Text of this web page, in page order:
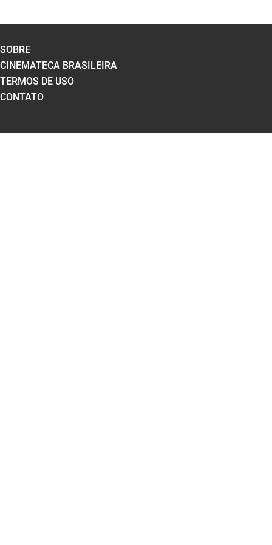
SOBRE
CINEMATECA BRASILEIRA
TERMOS DE USO
CONTATO